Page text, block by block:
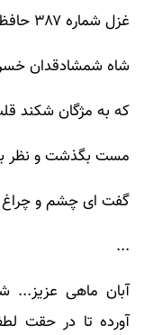
غزل شماره ۳۸۷ حافظ
شاه شمشادقدان
که به مژگان شکند
مست بگذشت و نظر
گفت ای چشم و
...
آبان ماهی
آورده تا در حقت